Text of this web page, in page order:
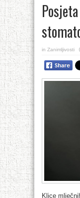
in Zanimljivosti
Klice